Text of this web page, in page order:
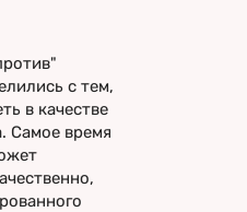
с тем,
в качестве
Самое время